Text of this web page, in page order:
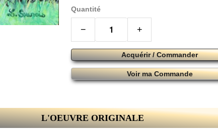
Quantité
− +
Acquérir / Commander
Voir ma Commande
L'OEUVRE ORIGINALE